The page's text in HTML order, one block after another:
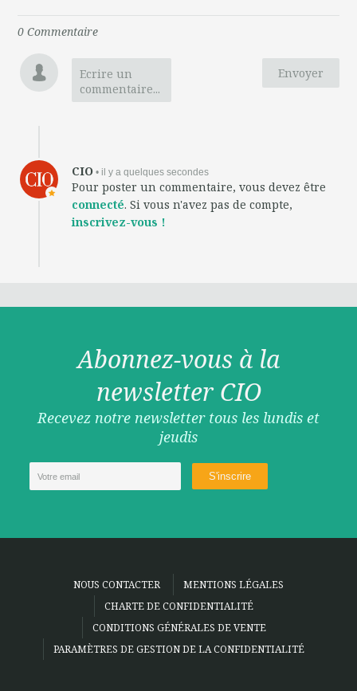
0 Commentaire
Envoyer
Ecrire un
commentaire...
CIO • il y a quelques secondes
Pour poster un commentaire, vous devez être
connecté. Si vous n'avez pas de compte,
inscrivez-vous !
Abonnez-vous à la
newsletter CIO
Recevez notre newsletter tous les lundis et
jeudis
NOUS CONTACTER
MENTIONS LÉGALES
CHARTE DE CONFIDENTIALITÉ
CONDITIONS GÉNÉRALES DE VENTE
PARAMÈTRES DE GESTION DE LA CONFIDENTIALITÉ